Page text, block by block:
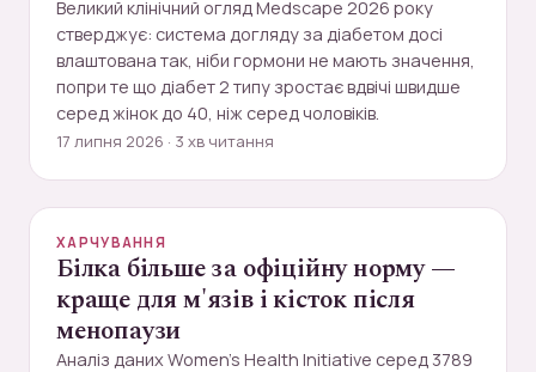
Великий клінічний огляд Medscape 2026 року
стверджує: система догляду за діабетом досі
влаштована так, ніби гормони не мають значення,
попри те що діабет 2 типу зростає вдвічі швидше
серед жінок до 40, ніж серед чоловіків.
17 липня 2026 · 3 хв читання
ХАРЧУВАННЯ
Білка більше за офіційну норму —
краще для м'язів і кісток після
менопаузи
Аналіз даних Women's Health Initiative серед 3789